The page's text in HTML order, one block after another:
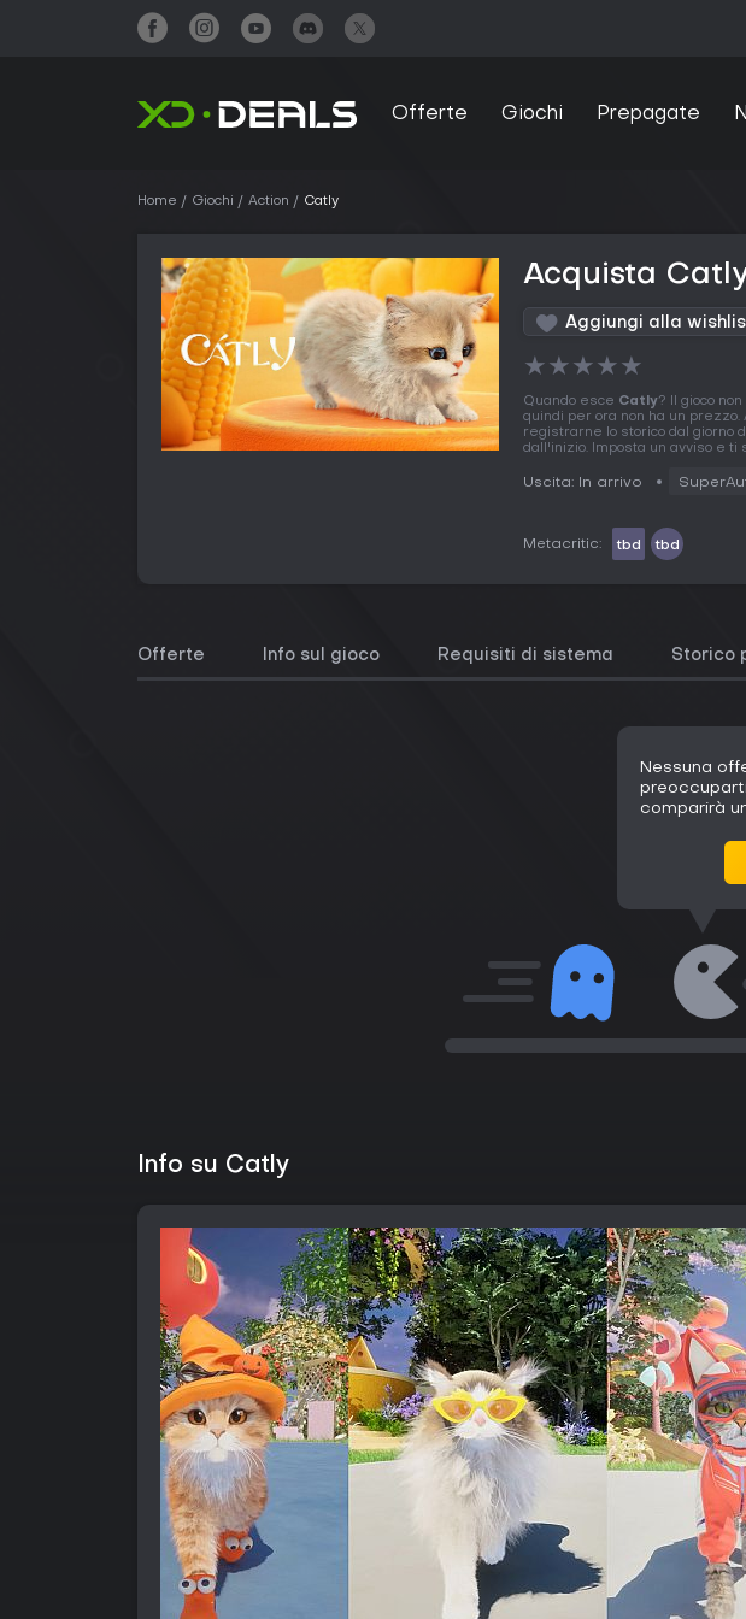
Offerte Giochi Prepagate
Home Giochi Action Catly
Acquista
Aggiungi alla
★★★★★
Quando esce Catly? Il gioco
quindi per ora non ha un
registrarne lo storico dal giorno
dall'inizio. Imposta un avviso e ti
Uscita: In arrivo
Metacritic: tbd tbd
Offerte Info sul gioco Requisiti di sistema Storico
Nessuna
comparirà
Info su Catly